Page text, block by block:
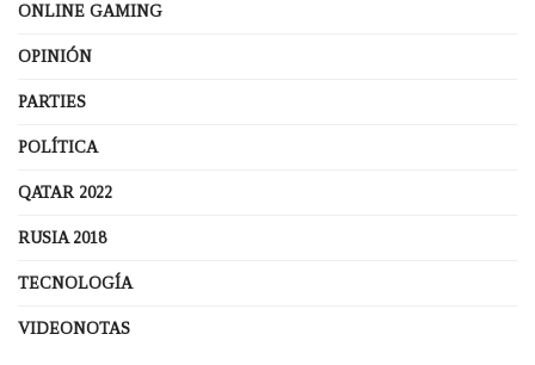
ONLINE GAMING
OPINIÓN
PARTIES
POLÍTICA
QATAR 2022
RUSIA 2018
TECNOLOGÍA
VIDEONOTAS